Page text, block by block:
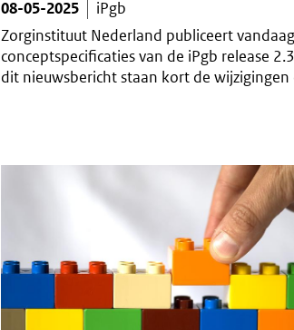
08-05-2025
iPgb
Zorginstituut Nederland publiceert
conceptspecificaties van de iPgb release 2.3. In
dit nieuwsbericht staan kort de wijzigingen
doorgeven.